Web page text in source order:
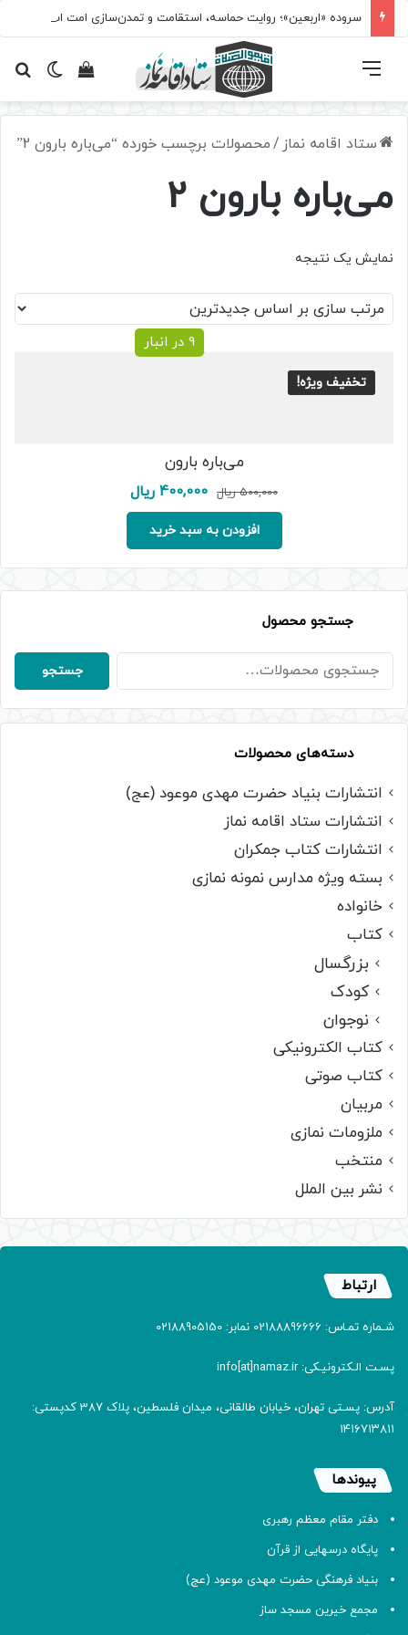
تغییرمشاهده فهرست
ستاد اقامه نماز /محصولات برچسب خورده “می‌باره بارون 2”
می‌باره بارون 2
نمایش یک نتیجه
تخفیف ویژه!
9 در انبار
می‌باره بارون
500,000 ریال قیمت
اصلی:
500,000 ریال
بود.
400,000 ریالقیمت
فعلی:
افزودن به سبد خرید
جستجو محصول
جستجو
برای:
جستجو
دسته‌های محصولات
انتشارات بنیاد حضرت مهدی موعود (عج)
انتشارات ستاد اقامه نماز
انتشارات کتاب جمکران
بسته ویژه مدارس نمونه نمازی
خانواده
کتاب
بزرگسال
کودک
نوجوان
کتاب الکترونیکی
کتاب صوتی
مربیان
ملزومات نمازی
منتخب
نشر بین الملل
ارتباط
شـماره تمـاس: 02188896666 نمابر: 02188905150
پسـت الـکترونیـکی: info[at]namaz.ir
آدرس: پسـتی تهران، خیابان طالقانی، میدان فلسطین، پلاک 387 کدپستی:
۱۴۱۶۷۱۳۸۱۱
پیوندها
دفتر مقام معظم رهبری
پایگاه درسهایی از قرآن
بنیاد فرهنگی حضرت مهدی موعود (عج)
مجمع خیرین مسجد ساز